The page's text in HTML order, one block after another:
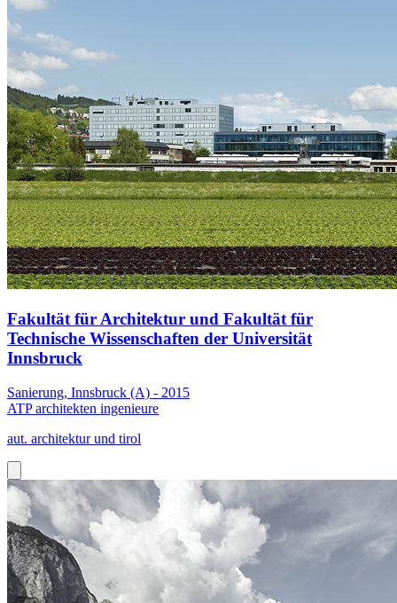
Fakultät für Architektur und Fakultät für
Technische Wissenschaften der Universität
Innsbruck
Sanierung, Innsbruck (A) - 2015
ATP architekten ingenieure
aut. architektur und tirol